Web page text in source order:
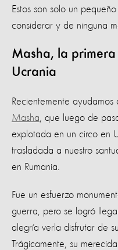
Estos son solo un
considerar y de ninguna
Masha, la
Ucrania
Recientemente ayudamos
Masha , que luego de
explotada en un circo en
trasladada a nuestro
en Rumania.
Fue un esfuerzo
guerra, pero se logró
alegría verla disfrutar de
Trágicamente, su